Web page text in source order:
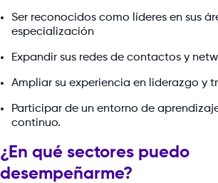
Ser reconocidos como líderes en sus
especialización
Expandir sus redes de contactos y
Ampliar su experiencia en liderazgo y
Participar de un entorno de
continuo.
¿En qué sectores puedo
desempeñarme?